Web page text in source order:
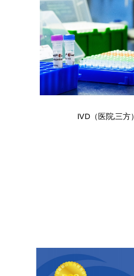
IVD（医院,三方）